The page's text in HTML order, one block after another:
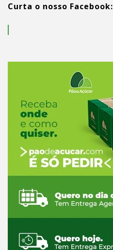
Curta o nosso Facebook: